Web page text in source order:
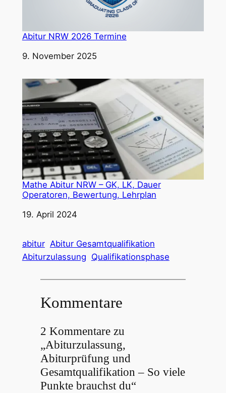
Abitur NRW 2026 Termine
Datum
9. November 2025
Mathe Abitur NRW – GK, LK, Dauer
Operatoren, Bewertung, Lehrplan
Datum
19. April 2024
abitur Abitur Gesamtqualifikation
Abiturzulassung Qualifikationsphase
Kommentare
2 Kommentare zu
„Abiturzulassung,
Abiturprüfung und
Gesamtqualifikation – So viele
Punkte brauchst du“